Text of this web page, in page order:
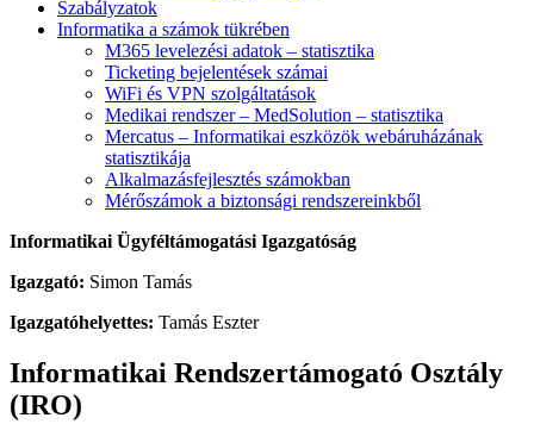
Szabályzatok
Informatika a számok tükrében
M365 levelezési adatok – statisztika
Ticketing bejelentések számai
WiFi és VPN szolgáltatások
Medikai rendszer – MedSolution – statisztika
Mercatus – Informatikai eszközök webáruházának
statisztikája
Alkalmazásfejlesztés számokban
Mérőszámok a biztonsági rendszereinkből
Informatikai Ügyféltámogatási Igazgatóság
Igazgató: Simon Tamás
Igazgatóhelyettes: Tamás Eszter
Informatikai Rendszertámogató Osztály
(IRO)